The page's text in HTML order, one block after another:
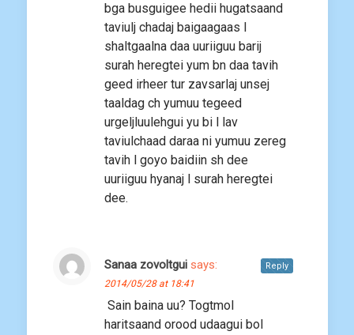
bga busguigee hedii hugatsaand
taviulj chadaj baigaagaas l
shaltgaalna daa uuriiguu barij
surah heregtei yum bn daa tavih
geed irheer tur zavsarlaj unsej
taaldag ch yumuu tegeed
urgeljluulehgui yu bi l lav
taviulchaad daraa ni yumuu zereg
tavih l goyo baidiin sh dee
uuriiguu hyanaj l surah heregtei
dee.
Sanaa zovoltgui says:
2014/05/28 at 18:41
Sain baina uu? Togtmol
haritsaand orood udaagui bol
Reply